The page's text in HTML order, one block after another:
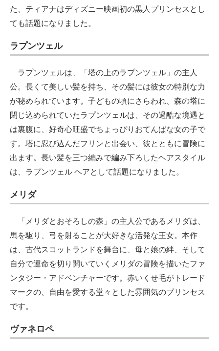
た、ティアナはディズニー映画初の黒人プリンセスとし
ても話題になりました。
ラプンツェル
ラプンツェルは、「塔の上のラプンツェル」の主人
公。長くて美しい髪を持ち、その髪には彼女の特別な力
が秘められています。子どもの頃にさらわれ、森の塔に
閉じ込められていたラプンツェルは、その過酷な境遇と
は裏腹に、好奇心旺盛でちょっぴりおてんばな女の子で
す。塔に忍び込んだフリンと出会い、彼とともに冒険に
出ます。長い髪を三つ編みで編み下ろしたヘアスタイル
は、ラプンツェル ヘアとして話題になりました。
メリダ
「メリダとおそろしの森」の主人公であるメリダは、
馬を駆り、弓を射ることが大好きな活発な王女。本作
は、古代スコットランドを舞台に、母と娘の絆、そして
自分で運命を切り開いていくメリダの冒険を描いたファ
ンタジー・アドベンチャーです。赤いくせ毛がトレード
マークの、自由を愛する堂々とした雰囲気のプリンセス
です。
ヴァネロペ